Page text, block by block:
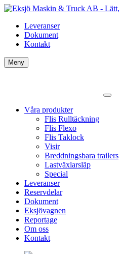
Leveranser
Dokument
Kontakt
Meny
Våra produkter
Flis Rulltäckning
Flis Flexo
Flis Taklock
Visir
Breddningsbara trailers
Lastväxlarsläp
Special
Leveranser
Reservdelar
Dokument
Eksjövagnen
Reportage
Om oss
Kontakt